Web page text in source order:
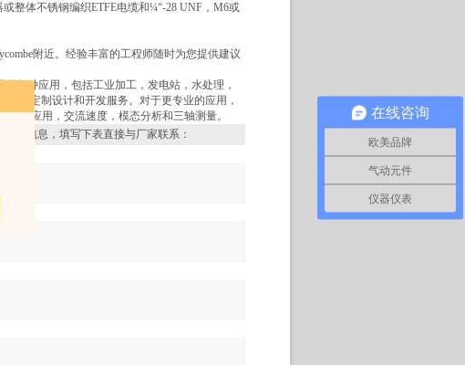
整体不锈钢编织ETFE电缆和¼“-28 UNF，M6或
附近。经验丰富的工程师随时为您提供建议
各种应用，包括工业加工，发电站，水处理，
的定制设计和开发服务。对于更专业的应用，
温应用，交流速度，模态分析和三轴测量。
品信息，填写下表直接与厂家联系：
在线咨询
欧美品牌
气动元件
仪器仪表